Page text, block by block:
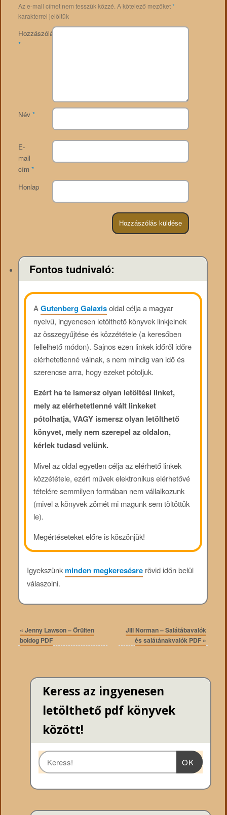
Az e-mail címet nem tesszük közzé.A kötelező mezőket*
karakterrel jelöltük
Hozzászólás
*
Név *
E-
mail
cím *
Honlap
Fontos tudnivaló:
AGutenberg Galaxisoldal célja a magyar
nyelvű, ingyenesen letölthető könyvek linkjeinek
az összegyűjtése és közzététele (a keresőben
fellelhető módon). Sajnos ezen linkek időről időre
elérhetetlenné válnak, s nem mindig van idő és
szerencse arra, hogy ezeket pótoljuk.
Ezért ha te ismersz olyan letöltési linket,
mely az elérhetetlenné vált linkeket
pótolhatja, VAGY ismersz olyan letölthető
könyvet, mely nem szerepel az oldalon,
kérlek tudasd velünk.
Mivel az oldal egyetlen célja az elérhető linkek
közzététele, ezért művek elektronikus elérhetővé
tételére semmilyen formában nem vállalkozunk
(mivel a könyvek zömét mi magunk sem töltöttük
le).
Megértéseteket előre is köszönjük!
Igyekszünkminden megkeresésrerövid időn belül
válaszolni.
« Jenny Lawson – Őrülten
boldog PDF
Jill Norman – Salátábavalók
és salátánakvalók PDF »
Keress az ingyenesen
letölthető pdf könyvek
között!
OK